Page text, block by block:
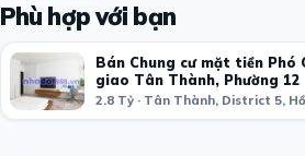
Phù hợp với bạn
Bán Chung cư mặt tiền Phó
giao Tân Thành, Phường 12